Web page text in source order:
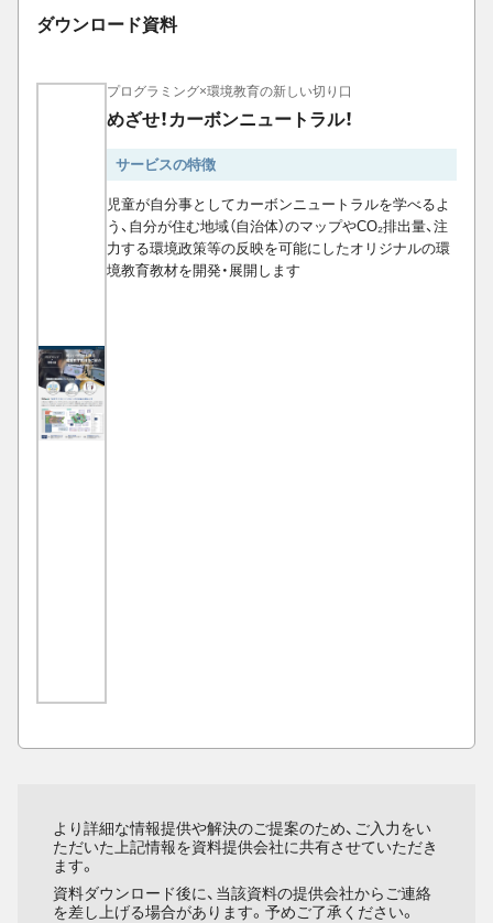
ダウンロード資料
プログラミング×環境教育の新しい切り口
めざせ！カーボンニュートラル！
サービスの特徴
児童が自分事としてカーボンニュートラルを学べるよ
う、自分が住む地域（自治体）のマップやCO₂排出量、注
力する環境政策等の反映を可能にしたオリジナルの環
境教育教材を開発・展開します
より詳細な情報提供や解決のご提案のため、ご入力をい
ただいた上記情報を資料提供会社に共有させていただき
ます。
資料ダウンロード後に、当該資料の提供会社からご連絡
を差し上げる場合があります。予めご了承ください。